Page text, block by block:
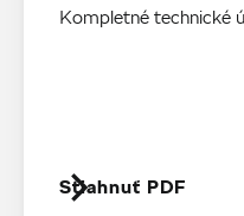
Kompletné technické
Stiahnuť PDF